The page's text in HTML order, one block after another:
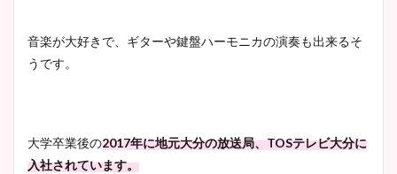
音楽が大好きで、ギターや鍵盤ハーモニカの演奏も出来るそ
うです。
大学卒業後の2017年に地元大分の放送局、TOSテレビ大分に
入社されています。